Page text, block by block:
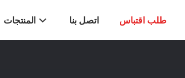
المنتجات اتصل بنا طلب اقتباس